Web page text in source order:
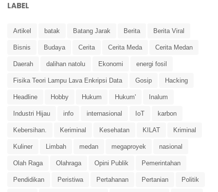
LABEL
Artikel batak Batang Jarak Berita Berita Viral
Bisnis Budaya Cerita Cerita Meda Cerita Medan
Daerah dalihan natolu Ekonomi energi fosil
Fisika Teori Lampu Lava Enkripsi Data Gosip Hacking
Headline Hobby Hukum Hukum' Inalum
Industri Hijau info internasional IoT karbon
Kebersihan. Keriminal Kesehatan KILAT Kriminal
Kuliner Limbah medan megaproyek nasional
Olah Raga Olahraga Opini Publik Pemerintahan
Pendidikan Peristiwa Pertahanan Pertanian Politik